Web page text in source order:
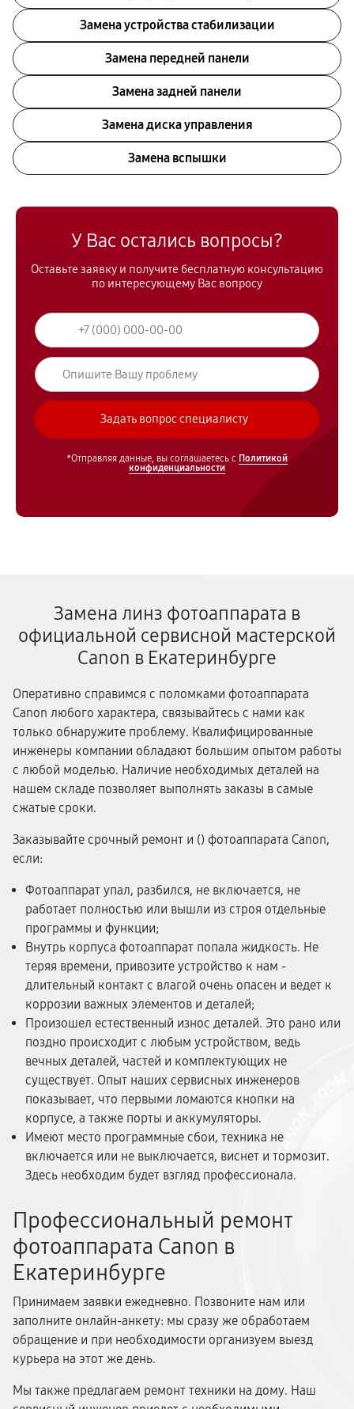
Замена устройства стабилизации
Замена передней панели
Замена задней панели
Замена диска управления
Замена вспышки
У Вас остались вопросы?
Оставьте заявку и получите бесплатную консультацию
по интересующему Вас вопросу
*Отправляя данные, вы соглашаетесь с Политикой
конфиденциальности
Замена линз фотоаппарата в
официальной сервисной мастерской
Canon в Екатеринбурге
Оперативно справимся с поломками фотоаппарата
Canon любого характера, связывайтесь с нами как
только обнаружите проблему. Квалифицированные
инженеры компании обладают большим опытом работы
с любой моделью. Наличие необходимых деталей на
нашем складе позволяет выполнять заказы в самые
сжатые сроки.
Заказывайте срочный ремонт и () фотоаппарата Canon,
если:
Фотоаппарат упал, разбился, не включается, не
работает полностью или вышли из строя отдельные
программы и функции;
Внутрь корпуса фотоаппарат попала жидкость. Не
теряя времени, привозите устройство к нам -
длительный контакт с влагой очень опасен и ведет к
коррозии важных элементов и деталей;
Произошел естественный износ деталей. Это рано или
поздно происходит с любым устройством, ведь
вечных деталей, частей и комплектующих не
существует. Опыт наших сервисных инженеров
показывает, что первыми ломаются кнопки на
корпусе, а также порты и аккумуляторы.
Имеют место программные сбои, техника не
включается или не выключается, виснет и тормозит.
Здесь необходим будет взгляд профессионала.
Профессиональный ремонт
фотоаппарата Canon в
Екатеринбурге
Принимаем заявки ежедневно. Позвоните нам или
заполните онлайн-анкету: мы сразу же обработаем
обращение и при необходимости организуем выезд
курьера на этот же день.
Мы также предлагаем ремонт техники на дому. Наш